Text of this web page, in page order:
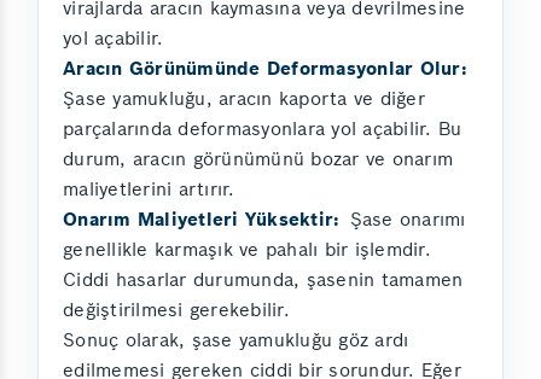
virajlarda aracın kaymasına veya devrilmesine
yol açabilir.
Aracın Görünümünde Deformasyonlar Olur:
Şase yamukluğu, aracın kaporta ve diğer
parçalarında deformasyonlara yol açabilir. Bu
durum, aracın görünümünü bozar ve onarım
maliyetlerini artırır.
Onarım Maliyetleri Yüksektir: Şase onarımı
genellikle karmaşık ve pahalı bir işlemdir.
Ciddi hasarlar durumunda, şasenin tamamen
değiştirilmesi gerekebilir.
Sonuç olarak, şase yamukluğu göz ardı
edilmemesi gereken ciddi bir sorundur. Eğer